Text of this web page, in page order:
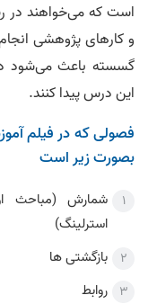
است که می‌خواهند در
و کارهای پژوهشی
گسسته باعث می‌شود
این درس پیدا کنند.
فصولی که در فیلم
بصورت زیر است
شمارش (مباحث
استرلینگ)
بازگشتی ها
روابط